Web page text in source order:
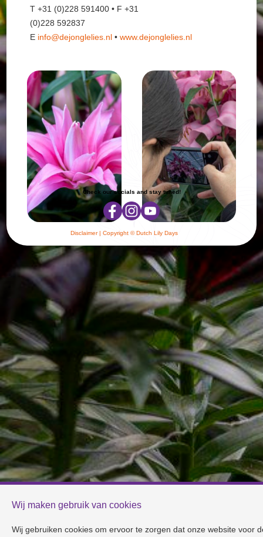
T +31 (0)228 591400 • F +31
(0)228 592837
E info@dejonglelies.nl •www.dejonglelies.nl
Check our socials and stay tuned!
Disclaimer| Copyright © Dutch Lily Days
Wij maken gebruik van cookies
Wij gebruiken cookies om ervoor te zorgen dat onze website voor